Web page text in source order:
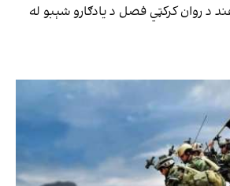
د روان کرکټي فصل د یادګارو شېبو له